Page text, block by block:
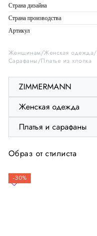
Страна дизайна
Страна производства
Артикул
Женщинам Женская одежда
Сарафаны Платье из хлопка
ZIMMERMANN
Женская одежда
Платья и сарафаны
Образ от стилиста
-30%